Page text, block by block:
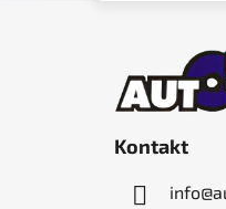
Kontakt
info@